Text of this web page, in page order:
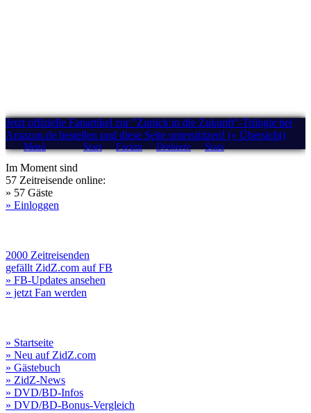
Jetzt offizielle Fanartikel zur "Zurück in die Zukunft"-Trilogie bei
Amazon.de bestellen und diese Seite unterstützen! (» Übersicht)
Menü Start Forum Drehorte Stars
Im Moment sind
57 Zeitreisende online:
» 57 Gäste
» Einloggen
2000 Zeitreisenden
gefällt ZidZ.com auf FB
» FB-Updates ansehen
» jetzt Fan werden
» Startseite
» Neu auf ZidZ.com
» Gästebuch
» ZidZ-News
» DVD/BD-Infos
» DVD/BD-Bonus-Vergleich